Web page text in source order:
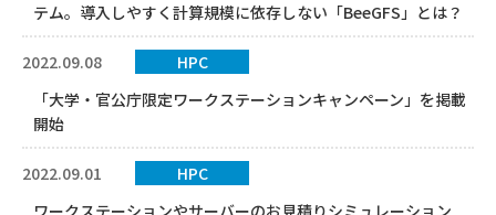
テム。導入しやすく計算規模に依存しない「BeeGFS」とは？
2022.09.08
HPC
「大学・官公庁限定ワークステーションキャンペーン」を掲載
開始
2022.09.01
HPC
ワークステーションやサーバーのお見積りシミュレーション